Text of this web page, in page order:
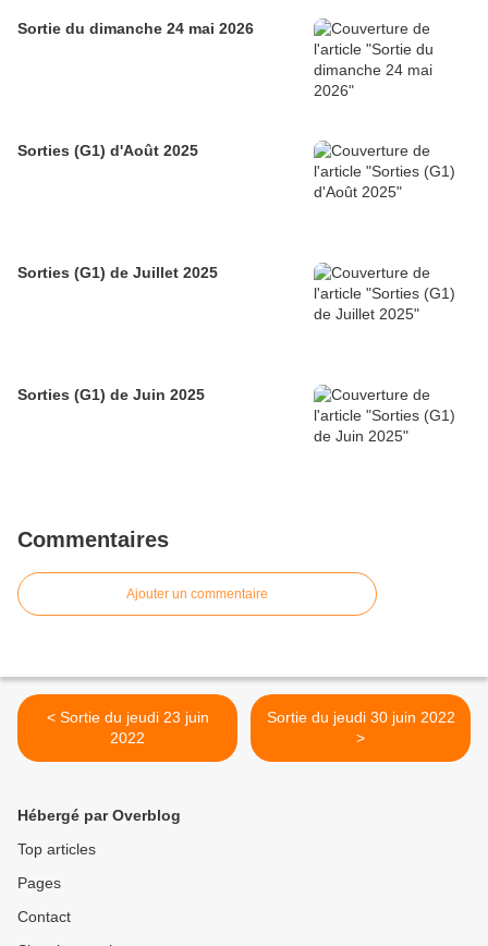
Sortie du dimanche 24 mai 2026
Sorties (G1) d'Août 2025
Sorties (G1) de Juillet 2025
Sorties (G1) de Juin 2025
Commentaires
Ajouter un commentaire
< Sortie du jeudi 23 juin
2022
Sortie du jeudi 30 juin 2022
>
Hébergé par Overblog
Top articles
Pages
Contact